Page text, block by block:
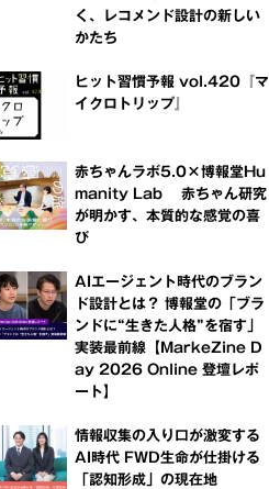
く、レコメンド設計の新しい
かたち
ヒット習慣予報 vol.420『マ
イクロトリップ』
赤ちゃんラボ5.0×博報堂Hu
manity Lab 赤ちゃん研究
が明かす、本質的な感覚の喜
び
AIエージェント時代のブラン
ド設計とは？ 博報堂の「ブラ
ンドに“生きた人格”を宿す」
実装最前線【MarkeZine D
ay 2026 Online 登壇レポ
ート】
情報収集の入り口が激変する
AI時代 FWD生命が仕掛ける
「認知形成」の現在地